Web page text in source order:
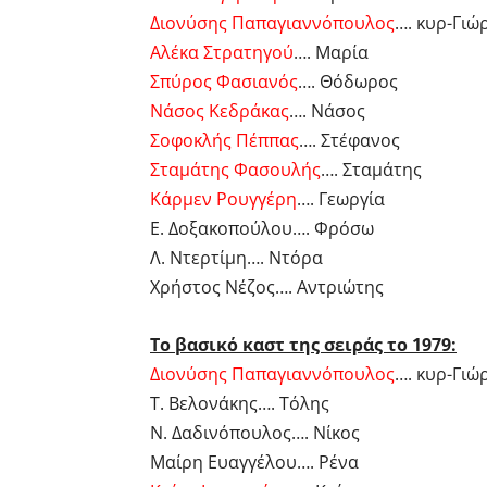
Διονύσης Παπαγιαννόπουλος…. κυρ-
Αλέκα Στρατηγού…. Μαρία
Σπύρος Φασιανός…. Θόδωρος
Νάσος Κεδράκας…. Νάσος
Σοφοκλής Πέππας…. Στέφανος
Σταμάτης Φασουλής…. Σταμάτης
Κάρμεν Ρουγγέρη…. Γεωργία
Ε. Δοξακοπούλου…. Φρόσω
Λ. Ντερτίμη…. Ντόρα
Χρήστος Νέζος…. Αντριώτης
Το βασικό καστ της σειράς το 1979:
Διονύσης Παπαγιαννόπουλος…. κυρ-
Τ. Βελονάκης…. Τόλης
Ν. Δαδινόπουλος…. Νίκος
Μαίρη Ευαγγέλου…. Ρένα